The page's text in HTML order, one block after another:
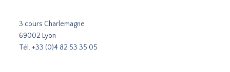
3 cours Charlemagne
69002 Lyon
Tél.+33 (0)4 82 53 35 05